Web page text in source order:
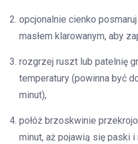
opcjonalnie cienko
masłem klarowanym, aby
rozgrzej ruszt lub patelnię
temperatury (powinna być
minut),
połóż brzoskwinie
minut, aż pojawią się paski